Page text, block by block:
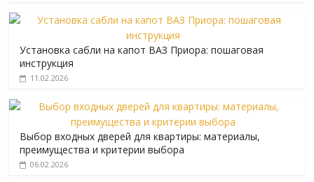
Установка сабли на капот ВАЗ Приора: пошаговая
инструкция
11.02.2026
Выбор входных дверей для квартиры: материалы,
преимущества и критерии выбора
06.02.2026